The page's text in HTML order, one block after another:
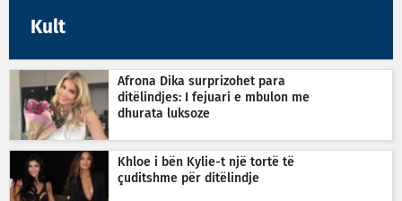
Kult
Afrona Dika surprizohet para
ditëlindjes: I fejuari e mbulon me
dhurata luksoze
Khloe i bën Kylie-t një tortë të
çuditshme për ditëlindje